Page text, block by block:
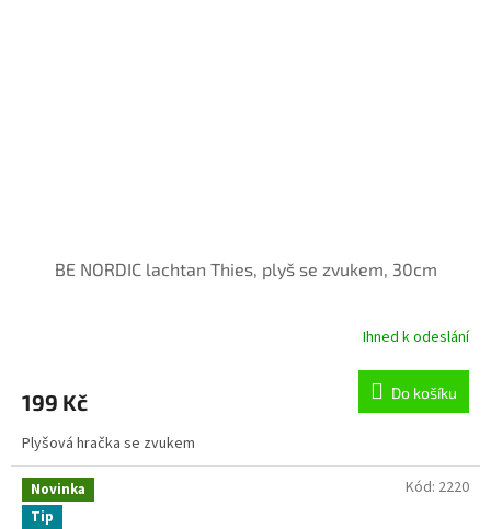
BE NORDIC lachtan Thies, plyš se zvukem, 30cm
Ihned k odeslání
199 Kč Do košíku
Plyšová hračka se zvukem
Novinka
Tip
Kód: 2220